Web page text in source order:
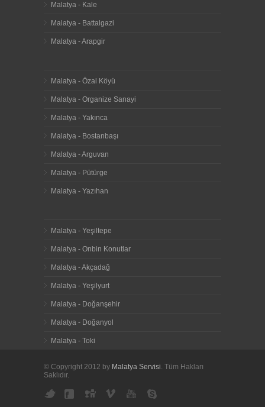
Malatya - Kale
Malatya - Battalgazi
Malatya - Arapgir
Malatya - Özal Köyü
Malatya - Organize Sanayi
Malatya - Yakınca
Malatya - Bostanbaşı
Malatya - Arguvan
Malatya - Pütürge
Malatya - Yazıhan
Malatya - Yeşiltepe
Malatya - Onbin Konutlar
Malatya - Akçadağ
Malatya - Yeşilyurt
Malatya - Doğanşehir
Malatya - Doğanyol
Malatya - Toki
© Copyright 2012 by Malatya Servisi. Tüm Hakları
Saklıdır.